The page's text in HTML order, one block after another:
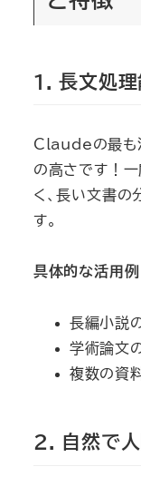
1. 長文処理
Claudeの最も
の高さです！
く、長い文書
す。
具体的な活用例
長編小説
学術論文
複数の資
2. 自然で